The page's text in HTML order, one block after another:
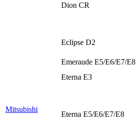
Mitsubishi
Dion CR
Eclipse D2
Emeraude E5/E6/E7/E8
Eterna E3
Eterna E5/E6/E7/E8